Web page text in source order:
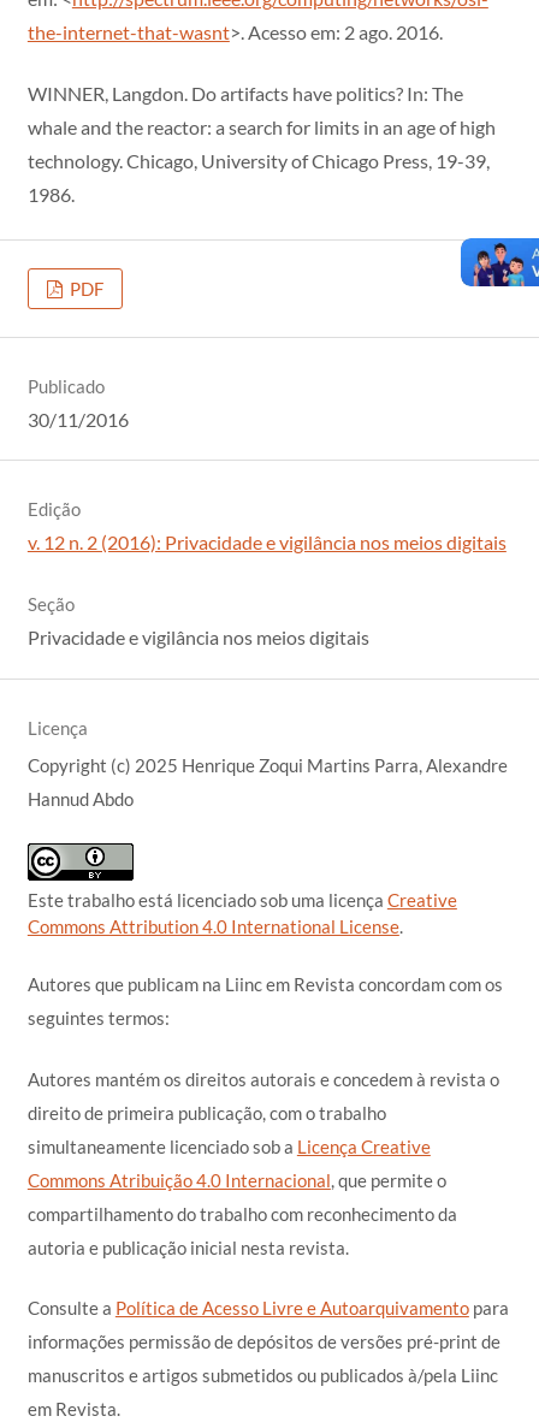
the-internet-that-wasnt>. Acesso em: 2 ago. 2016.
WINNER, Langdon. Do artifacts have politics? In: The
whale and the reactor: a search for limits in an age of high
technology. Chicago, University of Chicago Press, 19-39,
1986.
PDF
Publicado
30/11/2016
Edição
v. 12 n. 2 (2016): Privacidade e vigilância nos meios digitais
Seção
Privacidade e vigilância nos meios digitais
Licença
Copyright (c) 2025 Henrique Zoqui Martins Parra, Alexandre
Hannud Abdo
Este trabalho está licenciado sob uma licença Creative
Commons Attribution 4.0 International License.
Autores que publicam na Liinc em Revista concordam com os
seguintes termos:
Autores mantém os direitos autorais e concedem à revista o
direito de primeira publicação, com o trabalho
simultaneamente licenciado sob a Licença Creative
Commons Atribuição 4.0 Internacional , que permite o
compartilhamento do trabalho com reconhecimento da
autoria e publicação inicial nesta revista.
Consulte a Política de Acesso Livre e Autoarquivamentopara
informações permissão de depósitos de versões pré-print de
manuscritos e artigos submetidos ou publicados à/pela Liinc
em Revista.